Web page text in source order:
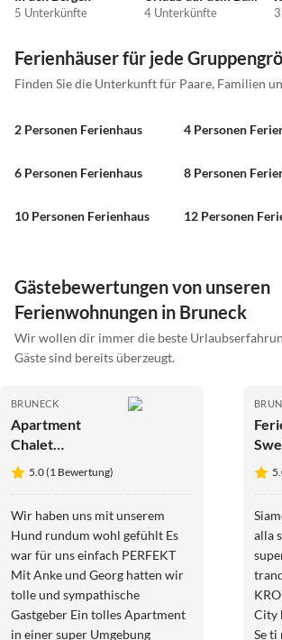
5 Unterkünfte 4 Unterkünfte
Ferienhäuser für jede
Finden Sie die Unterkunft für Paare, Familien
2 Personen Ferienhaus 4 Personen
6 Personen Ferienhaus 8 Personen
10 Personen Ferienhaus 12 Personen
Gästebewertungen von unseren
Ferienwohnungen in Bruneck
Wir wollen dir immer die beste
Gäste sind bereits überzeugt.
BRUNECK
Apartment
Chalet
Appartement
5.0 (1 Bewertung)
Wir haben uns mit unserem
Hund rundum wohl gefühlt Es
war für uns einfach PERFEKT
Mit Anke und Georg hatten wir
tolle und sympathische
Gastgeber Ein tolles Apartment
in einer super Umgebung
alla
City
Se ti